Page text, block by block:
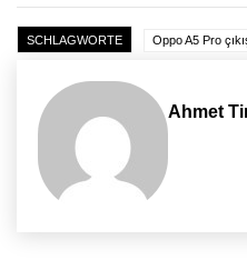
SCHLAGWORTE Oppo A5 Pro
Ahmet